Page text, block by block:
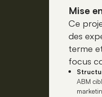
Mise
Ce
des
terme
focus
ABM